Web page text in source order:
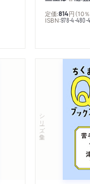
定価:814円 （10
ISBN:978-4-480-
シリーズ・全集